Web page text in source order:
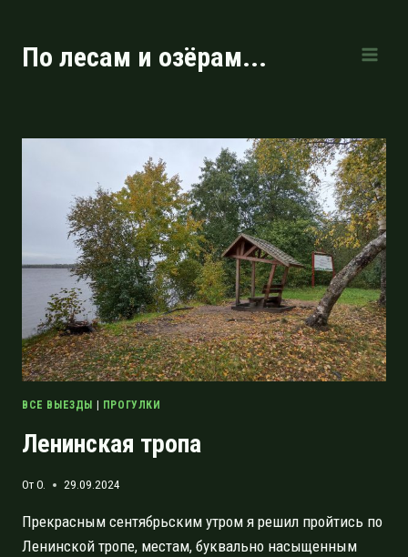
содержимому
По лесам и озёрам...
ВСЕ ВЫЕЗДЫ | ПРОГУЛКИ
Ленинская тропа
ОтO. 29.09.2024
Прекрасным сентябрьским утром я решил пройтись по
Ленинской тропе, местам, буквально насыщенным